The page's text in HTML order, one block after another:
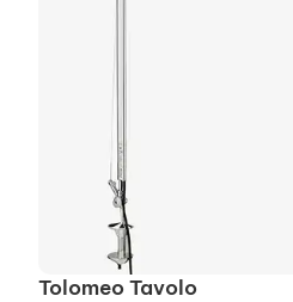
Tolomeo Tavolo